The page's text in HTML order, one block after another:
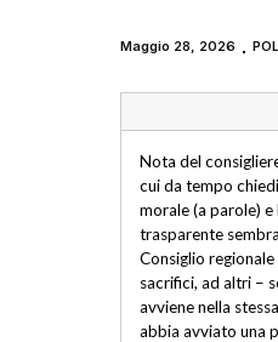
Maggio 28, 2026
Nota del
cui da tempo
morale (a parole)
trasparente
Consiglio
sacrifici, ad altri –
avviene nella
abbia avviato una